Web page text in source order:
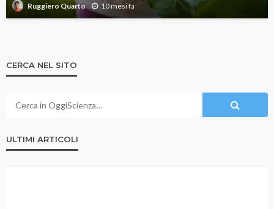
Ruggiero Quarto 10 mesi fa
CERCA NEL SITO
ULTIMI ARTICOLI